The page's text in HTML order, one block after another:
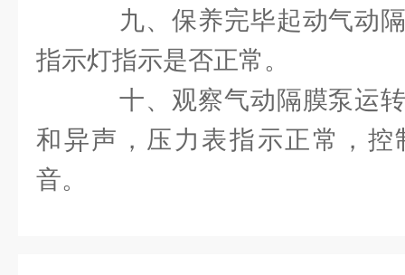
九、保养完毕起动气动
指示灯指示是否正常。
十、观察气动隔膜泵运
和异声，压力表指示正常，控
音。